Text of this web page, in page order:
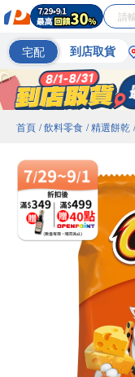
宅配 到店取貨
首頁 / 飲料零食 / 精選餅乾